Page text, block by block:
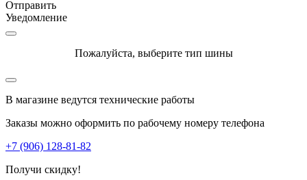
Отправить
Уведомление
Пожалуйста, выберите тип шины
В магазине ведутся технические работы
Заказы можно оформить по рабочему номеру телефона
+7 (906) 128-81-82
Получи скидку!